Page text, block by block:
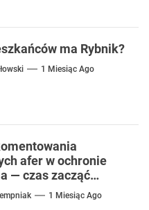
ma Rybnik?
1 Miesiąc Ago
afer w ochronie
— czas zacząć
rozwiązaniach
1 Miesiąc Ago